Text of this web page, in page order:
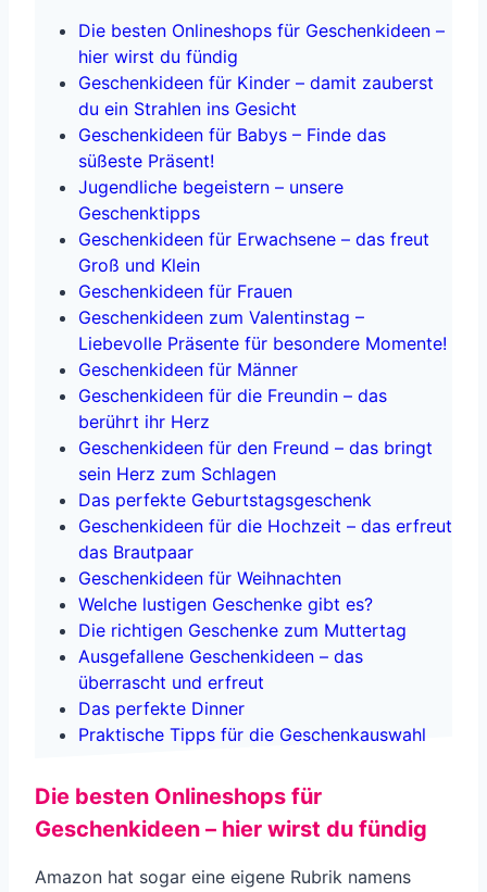
Die besten Onlineshops für Geschenkideen –
hier wirst du fündig
Geschenkideen für Kinder – damit zauberst
du ein Strahlen ins Gesicht
Geschenkideen für Babys – Finde das
süßeste Präsent!
Jugendliche begeistern – unsere
Geschenktipps
Geschenkideen für Erwachsene – das freut
Groß und Klein
Geschenkideen für Frauen
Geschenkideen zum Valentinstag –
Liebevolle Präsente für besondere Momente!
Geschenkideen für Männer
Geschenkideen für die Freundin – das
berührt ihr Herz
Geschenkideen für den Freund – das bringt
sein Herz zum Schlagen
Das perfekte Geburtstagsgeschenk
Geschenkideen für die Hochzeit – das erfreut
das Brautpaar
Geschenkideen für Weihnachten
Welche lustigen Geschenke gibt es?
Die richtigen Geschenke zum Muttertag
Ausgefallene Geschenkideen – das
überrascht und erfreut
Das perfekte Dinner
Praktische Tipps für die Geschenkauswahl
Die besten Onlineshops für
Geschenkideen – hier wirst du fündig
Amazon hat sogar eine eigene Rubrik namens